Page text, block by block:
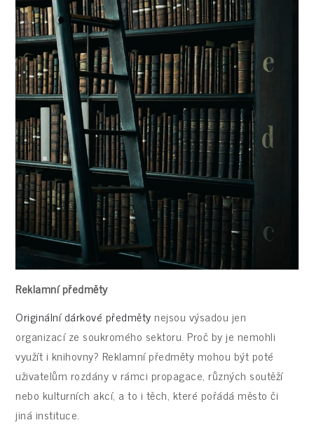
Reklamní předměty
Originální dárkové předměty nejsou výsadou jen
organizací ze soukromého sektoru. Proč by je nemohli
využít i knihovny? Reklamní předměty mohou být poté
uživatelům rozdány v rámci propagace, různých soutěží
nebo kulturních akcí, a to i těch, které pořádá město či
jiná instituce.